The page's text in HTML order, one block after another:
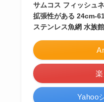
サムコス フィッシュ
拡張性がある 24cm-
ステンレス魚網 水族
Yahoo